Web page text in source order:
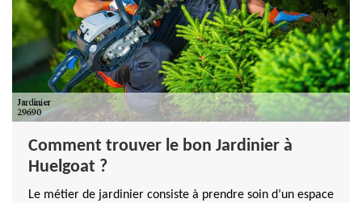
Comment trouver le bon Jardinier à
Huelgoat ?
Le métier de jardinier consiste à prendre soin d’un espace